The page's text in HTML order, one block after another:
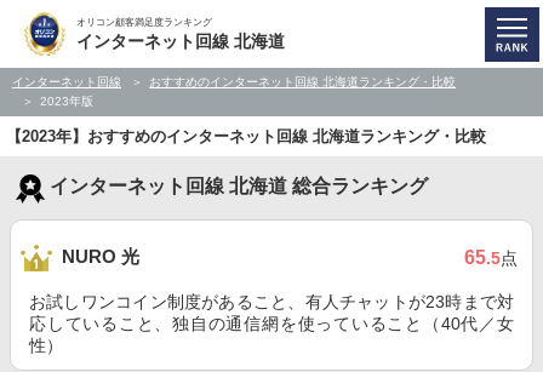
オリコン顧客満足度ランキング
インターネット回線 北海道
インターネット回線
おすすめのインターネット回線 北海道ランキング・比較
2023年版
【2023年】おすすめのインターネット回線 北海道ランキング・比較
インターネット回線 北海道 総合ランキング
NURO 光 65.5点
お試しワンコイン制度があること、有人チャットが23時まで対
応していること、独自の通信網を使っていること（40代／女
性）